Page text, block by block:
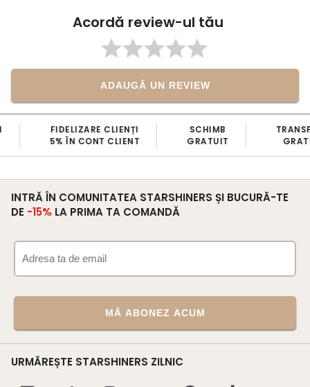
Acordă review-ul tău
ADAUGĂ UN REVIEW
FIDELIZARE CLIENȚI
5% ÎN CONT CLIENT
SCHIMB
GRATUIT
INTRĂ ÎN COMUNITATEA STARSHINERS ȘI BUCURĂ-TE
DE -15% LA PRIMA TA COMANDĂ
MĂ ABONEZ ACUM
URMĂREȘTE STARSHINERS ZILNIC